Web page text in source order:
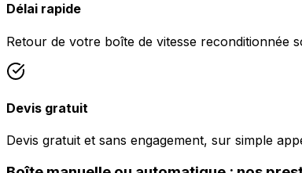
Délai rapide
Retour de votre boîte de vitesse reconditionnée
Devis gratuit
Devis gratuit et sans engagement, sur simple